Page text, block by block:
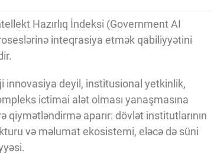
Hazırlıq İndeksi (Government AI
inteqrasiya etmək qabiliyyətini
innovasiya deyil, institusional yetkinlik,
ictimai alət olması yanaşmasına
qiymətləndirmə aparır: dövlət institutlarının
və məlumat ekosistemi, eləcə də süni